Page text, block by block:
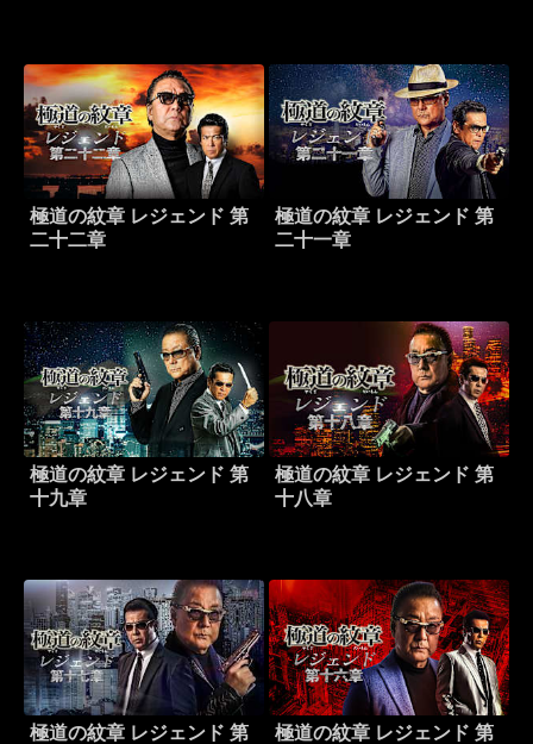
極道の紋章 レジェンド 第
二十二章
極道の紋章 レジェンド 第
二十一章
極道の紋章 レジェンド 第
十九章
極道の紋章 レジェンド 第
十八章
極道の紋章 レジェンド 第
極道の紋章 レジェンド 第